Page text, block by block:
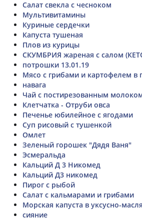
Салат свекла с чесноком
Мультивитамины
Куриные сердечки
Капуста тушеная
Плов из курицы
СКУМБРИЯ жареная с салом
потрошки 13.01.19
Мясо с грибами и картофелем в
навага
Чай с постирезованным
Клетчатка - Отруби овса
Печенье юбилейное с ягодами
Суп рисовый с тушенкой
Омлет
Зеленый горошек "Дядя Ваня"
Эсмеральда
Кальций Д 3 Никомед
Кальций Д3 никомед
Пирог с рыбой
Салат с кальмарами и грибами
Морская капуста в уксусно-
сияние